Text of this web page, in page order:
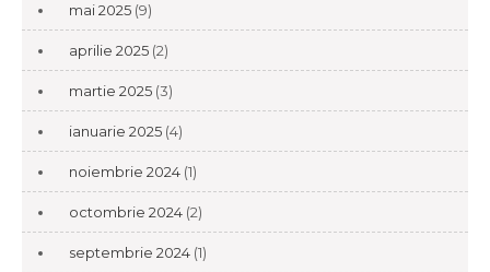
mai 2025 (9)
aprilie 2025 (2)
martie 2025 (3)
ianuarie 2025 (4)
noiembrie 2024 (1)
octombrie 2024 (2)
septembrie 2024 (1)